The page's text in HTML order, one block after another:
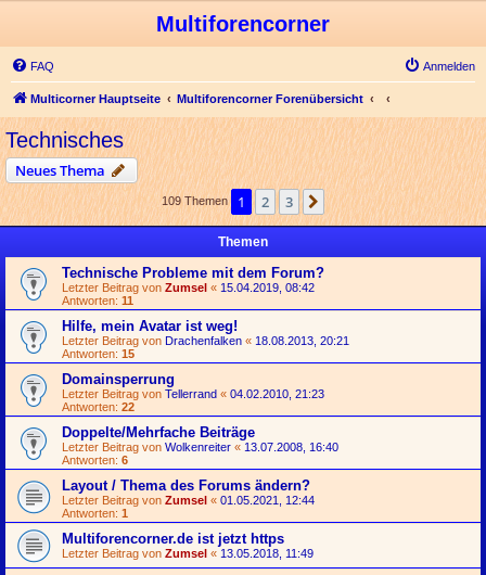
Multiforencorner
FAQ Anmelden
Multicorner Hauptseite Multiforencorner Forenübersicht
Technisches
Neues Thema
109 Themen 1 2 3 Nächste
Themen
Technische Probleme mit dem Forum?
Letzter Beitrag von Zumsel « 15.04.2019, 08:42
Antworten: 11
Hilfe, mein Avatar ist weg!
Letzter Beitrag von Drachenfalken « 18.08.2013, 20:21
Antworten: 15
Domainsperrung
Letzter Beitrag von Tellerrand « 04.02.2010, 21:23
Antworten: 22
Doppelte/Mehrfache Beiträge
Letzter Beitrag von Wolkenreiter « 13.07.2008, 16:40
Antworten: 6
Layout / Thema des Forums ändern?
Letzter Beitrag von Zumsel « 01.05.2021, 12:44
Antworten: 1
Multiforencorner.de ist jetzt https
Letzter Beitrag von Zumsel « 13.05.2018, 11:49